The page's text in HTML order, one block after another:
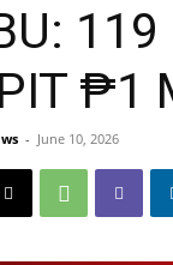
₱1
- June 10, 2026